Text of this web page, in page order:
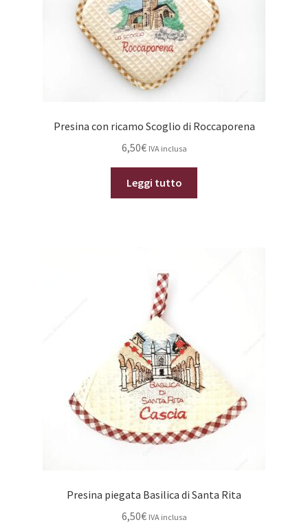
Presina con ricamo Scoglio di Roccaporena
6,50€ IVA inclusa
Leggi tutto
Presina piegata Basilica di Santa Rita
6,50€ IVA inclusa